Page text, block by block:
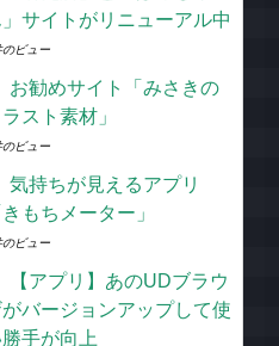
」サイトがリニューアル中
のビュー
お勧めサイト「みさきの
スト素材」
のビュー
気持ちが見えるアプリ
きもちメーター」
のビュー
【アプリ】あのUDブラウ
バージョンアップして使
手が向上